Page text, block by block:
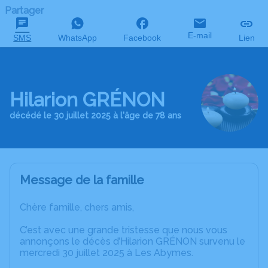
Partager
SMS WhatsApp Facebook E-mail Lien
Hilarion GRÉNON
décédé le 30 juillet 2025 à l'âge de 78 ans
Message de la famille
Chère famille, chers amis,
C’est avec une grande tristesse que nous vous
annonçons le décès d’Hilarion GRÉNON survenu le
mercredi 30 juillet 2025 à Les Abymes.